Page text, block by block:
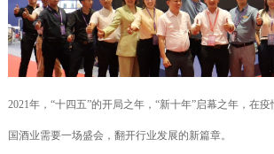
2021年，“十四五”的开局之年，“新十年”启幕之年，在
国酒业需要一场盛会，翻开行业发展的新篇章。